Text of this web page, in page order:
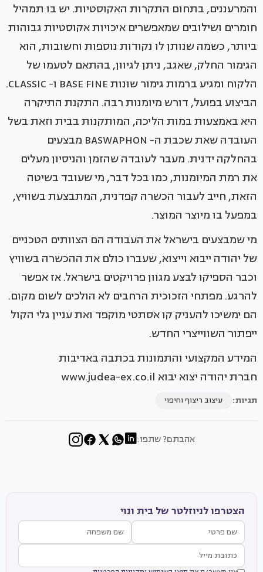
והמרעננים, בתחום התקרות האקוסטיות. יש בו תמהיל
חומרים ושילובים שמאפשרים איכויות אקוסטיות גבוהות
ביותר, כשמה שנותן לו נקודות נוספות וחשובות, הוא
הגימור החלק, שאגב, ניתן לגיוון, בהתאם לטעמו של
הלקוח ומגיע ברמות גימור שונות BASE FINE ו- CLASSIC.
הביצוע בפועל, דורש מיומנות רבה. התקנת התיקרה
היא באמצעות במות הליכה, המותקנות בבית וזאת בשל
העובדה שאת שכבת ה- BASWAPHON מבצעים
בהחלקה ידנית. מעבר לעובדה שהזמן והניסיון מעלים
את רמת המיומנות, כמו בכל דבר, מי שעובד בשיטה
הזאת, חייב לעבור הכשרה קפדנית, המתבצעת בשוויץ,
במפעל בו מיוצר המוצר.
מי שמבצעים בישראל את העבודה הם הצוותים הטכניים
של יהודה ייבוא וייצוא, שעברו כולם את ההכשרה בשוויץ
וכבר הספיקו לבצע מגוון פרויקטים בישראל. אז אפשר
להרגע. מפתחי הזכוכית הרחבים לא הולכים לשום מקום.
הם ימשיכו להעניק קו אסתטי מוקפד ואת עניין גלי הקול
ייפתור השווייצרי החדש.
המידע המקצועי והתמונות בכתבה באדיבות
חברת יהודה יצוא יבוא www.judea-ex.co.il
תגיות: עיצוב ריצוף וחיפוי
אהבתם? שתפו:
הצטרפו לניוזלטר של בית ונוי